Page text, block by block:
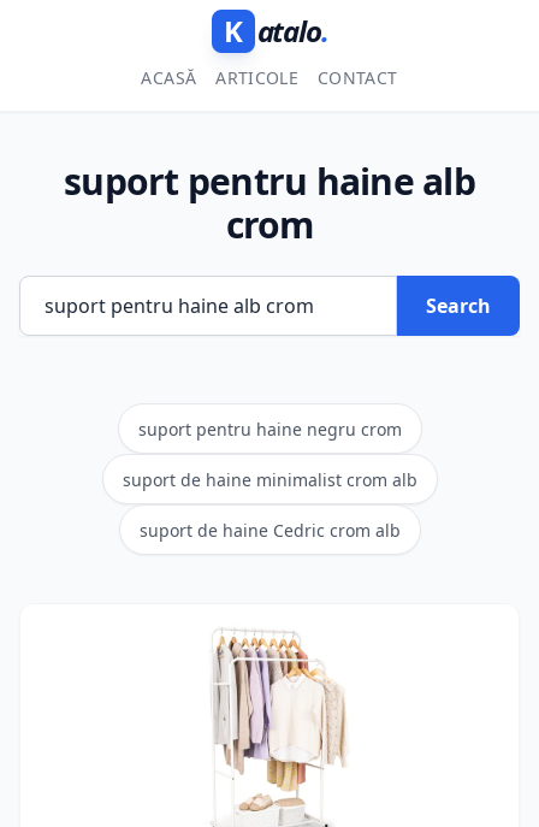
K atalo.
ACASĂ ARTICOLE CONTACT
suport pentru haine alb
crom
Search
suport pentru haine negru crom
suport de haine minimalist crom alb
suport de haine Cedric crom alb